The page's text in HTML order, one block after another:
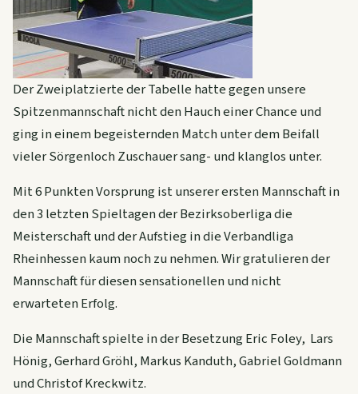
Der Zweiplatzierte der Tabelle hatte gegen unsere
Spitzenmannschaft nicht den Hauch einer Chance und
ging in einem begeisternden Match unter dem Beifall
vieler Sörgenloch Zuschauer sang- und klanglos unter.
Mit 6 Punkten Vorsprung ist unserer ersten Mannschaft in
den 3 letzten Spieltagen der Bezirksoberliga die
Meisterschaft und der Aufstieg in die Verbandliga
Rheinhessen kaum noch zu nehmen. Wir gratulieren der
Mannschaft für diesen sensationellen und nicht
erwarteten Erfolg.
Die Mannschaft spielte in der Besetzung Eric Foley, Lars
Hönig, Gerhard Gröhl, Markus Kanduth, Gabriel Goldmann
und Christof Kreckwitz.